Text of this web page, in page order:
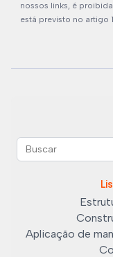
nossos links, é
está previsto no artigo
Aplicação de